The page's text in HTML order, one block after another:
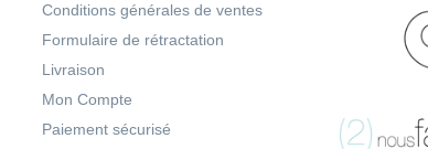
Conditions générales de ventes
Formulaire de rétractation
Livraison
Mon Compte
Paiement sécurisé